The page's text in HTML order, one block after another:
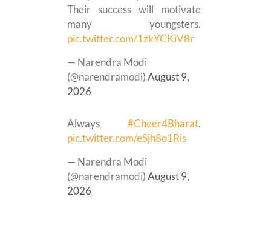
Their success will motivate
many youngsters.
pic.twitter.com/1zkYCKiV8r
— Narendra Modi
(@narendramodi)August 9,
2026
Always #Cheer4Bharat.
pic.twitter.com/eSjh8o1Ris
— Narendra Modi
(@narendramodi)August 9,
2026